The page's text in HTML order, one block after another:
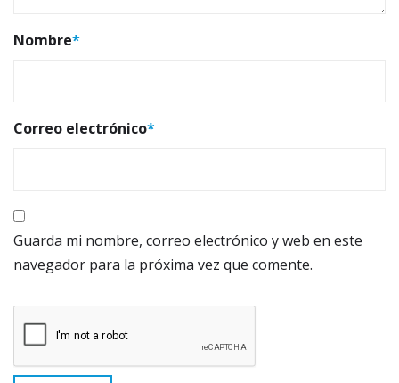
Nombre*
Correo electrónico*
Guarda mi nombre, correo electrónico y web en este
navegador para la próxima vez que comente.